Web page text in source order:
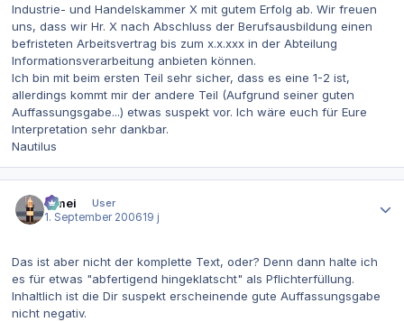
Industrie- und Handelskammer X mit gutem Erfolg ab. Wir freuen
uns, dass wir Hr. X nach Abschluss der Berufsausbildung einen
befristeten Arbeitsvertrag bis zum x.x.xxx in der Abteilung
Informationsverarbeitung anbieten können.
Ich bin mit beim ersten Teil sehr sicher, dass es eine 1-2 ist,
allerdings kommt mir der andere Teil (Aufgrund seiner guten
Auffassungsgabe...) etwas suspekt vor. Ich wäre euch für Eure
Interpretation sehr dankbar.
Nautilus
bimei
User
1. September 200619 j
Das ist aber nicht der komplette Text, oder? Denn dann halte ich
es für etwas "abfertigend hingeklatscht" als Pflichterfüllung.
Inhaltlich ist die Dir suspekt erscheinende gute Auffassungsgabe
nicht negativ.